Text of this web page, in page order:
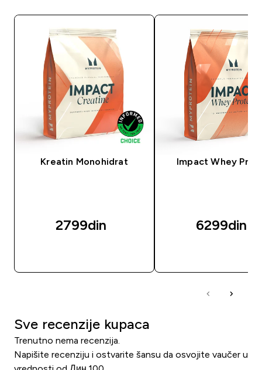
Kreatin Monohidrat
2799din‎
Impact Whey
6299din‎
Sve recenzije kupaca
Trenutno nema recenzija.
Napišite recenziju i ostvarite šansu da osvojite vaučer u